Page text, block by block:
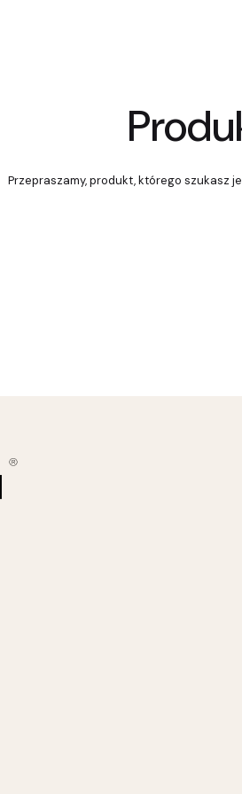
Przepraszamy, produkt, którego szukasz